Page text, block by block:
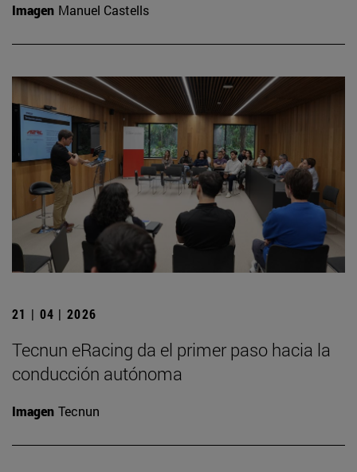
Imagen Manuel Castells
21 | 04 | 2026
Tecnun eRacing da el primer paso hacia la
conducción autónoma
Imagen Tecnun